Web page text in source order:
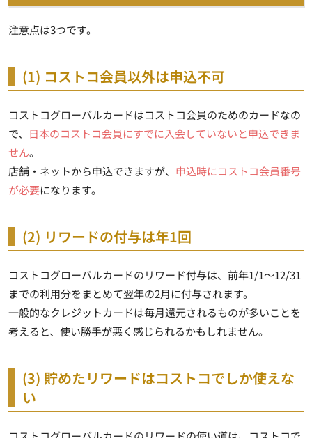
注意点は3つです。
(1) コストコ会員以外は申込不可
コストコグローバルカードはコストコ会員のためのカードなの
で、 日本のコストコ会員にすでに入会していないと申込できま
せん。
店舗・ネットから申込できますが、 申込時にコストコ会員番号
が必要になります。
(2) リワードの付与は年1回
コストコグローバルカードのリワード付与は、前年1/1～12/31
までの利用分をまとめて翌年の2月に付与されます。
一般的なクレジットカードは毎月還元されるものが多いことを
考えると、使い勝手が悪く感じられるかもしれません。
(3) 貯めたリワードはコストコでしか使えな
い